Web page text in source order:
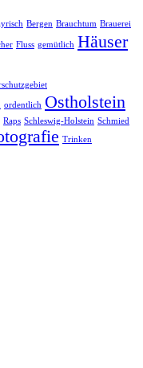
Bergen Brauchtum Brauerei
Fluss gemütlich Häuser
ordentlich Ostholstein
Raps Schleswig-Holstein Schmied
Trinken